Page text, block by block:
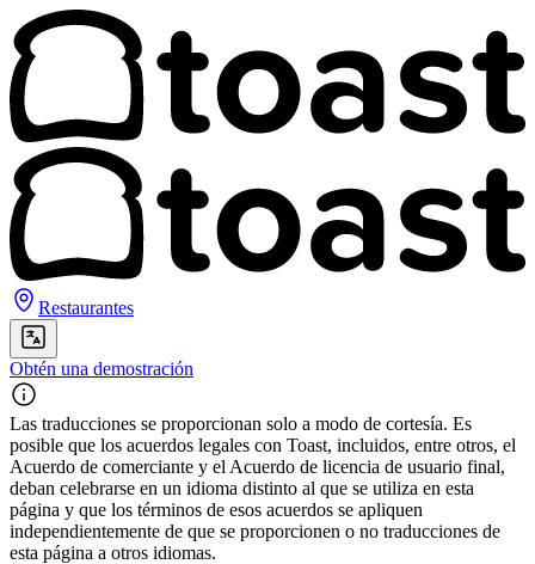
Restaurantes
Obtén una demostración
Las traducciones se proporcionan solo a modo de cortesía. Es
posible que los acuerdos legales con Toast, incluidos, entre otros, el
Acuerdo de comerciante y el Acuerdo de licencia de usuario final,
deban celebrarse en un idioma distinto al que se utiliza en esta
página y que los términos de esos acuerdos se apliquen
independientemente de que se proporcionen o no traducciones de
esta página a otros idiomas.